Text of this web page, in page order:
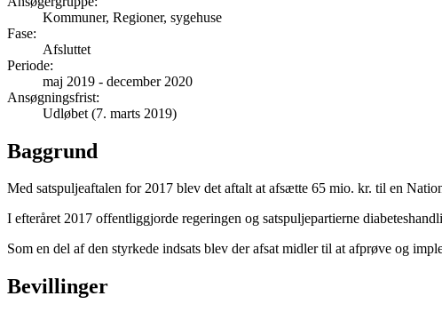
Kommuner, Regioner, sygehuse
Fase:
Afsluttet
Periode:
maj 2019 - december 2020
Ansøgningsfrist:
Udløbet (7. marts 2019)
Baggrund
Med satspuljeaftalen for 2017 blev det aftalt at afsætte 65 mio. kr. til en
I efteråret 2017 offentliggjorde regeringen og satspuljepartierne
Som en del af den styrkede indsats blev der afsat midler til at afprøve og
Bevillinger